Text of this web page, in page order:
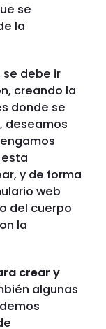
se
la
se debe ir
creando la
donde se
deseamos
y de forma
web
del cuerpo
la
crear y
algunas